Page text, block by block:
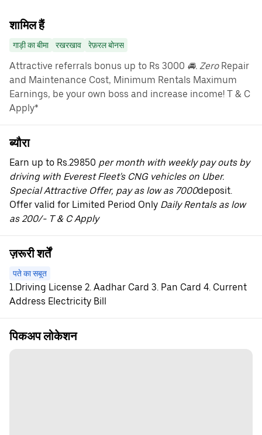
शामिल हैं
गाड़ी का बीमा रखरखाव रेफ़रल बोनस
Attractive referrals bonus up to Rs 3000 🚘. ZeroRepair
and Maintenance Cost, Minimum Rentals Maximum
Earnings, be your own boss and increase income! T & C
Apply*
ब्यौरा
Earn up to Rs.29850 per month with weekly pay outs by
driving with Everest Fleet's CNG vehicles on Uber.
Special Attractive Offer, pay as low as 7000deposit.
Offer valid for Limited Period Only Daily Rentals as low
as 200/- T & C Apply
ज़रूरी शर्तें
पते का सबूत
1.Driving License 2. Aadhar Card 3. Pan Card 4. Current
Address Electricity Bill
पिकअप लोकेशन